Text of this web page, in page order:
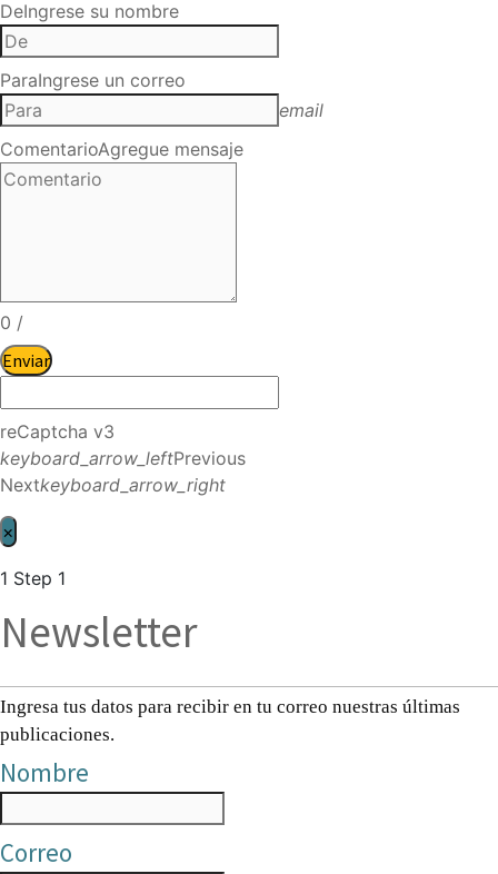
DeIngrese su nombre
ParaIngrese un correo
email
ComentarioAgregue mensaje
0 /
Enviar
reCaptcha v3
keyboard_arrow_leftPrevious
Nextkeyboard_arrow_right
×
1 Step 1
Newsletter
Ingresa tus datos para recibir en tu correo nuestras últimas
publicaciones.
Nombre
Correo